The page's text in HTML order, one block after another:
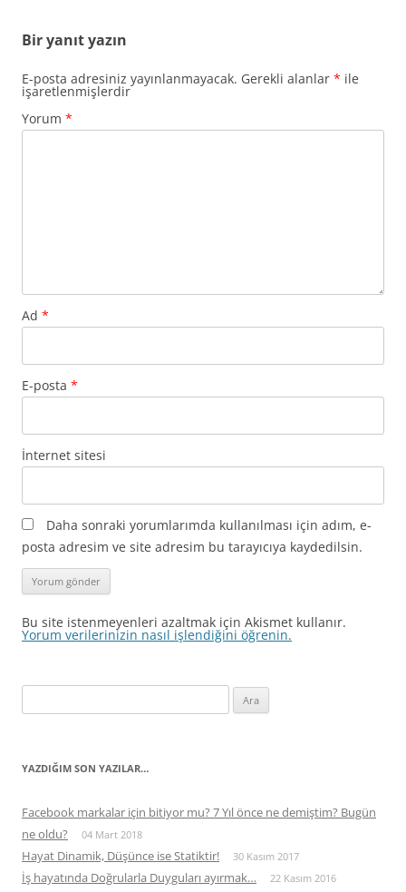
Bir yanıt yazın
E-posta adresiniz yayınlanmayacak. Gerekli alanlar * ile
işaretlenmişlerdir
Yorum *
Ad *
E-posta *
İnternet sitesi
Daha sonraki yorumlarımda kullanılması için adım, e-
posta adresim ve site adresim bu tarayıcıya kaydedilsin.
Bu site istenmeyenleri azaltmak için Akismet kullanır.
Yorum verilerinizin nasıl işlendiğini öğrenin.
YAZDIĞIM SON YAZILAR…
Facebook markalar için bitiyor mu? 7 Yıl önce ne demiştim? Bugün
ne oldu?
04 Mart 2018
Hayat Dinamik, Düşünce ise Statiktir! 30 Kasım 2017
İş hayatında Doğrularla Duyguları ayırmak… 22 Kasım 2016